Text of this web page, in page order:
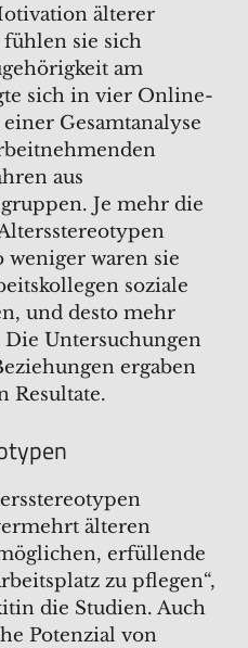
älterer
sie sich
am
sich in vier Online-
Gesamtanalyse
aus
Je mehr die
waren sie
soziale
und desto mehr
Die Untersuchungen
ergaben
Resultate.
älteren
erfüllende
zu pflegen“,
die Studien. Auch
Potenzial von